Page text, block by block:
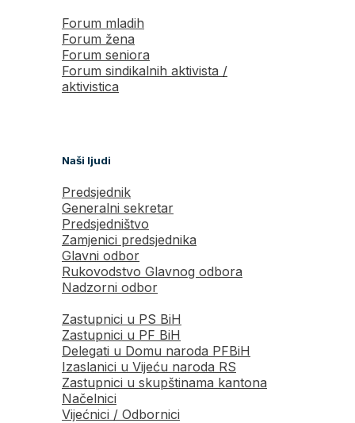
Forum mladih
Forum žena
Forum seniora
Forum sindikalnih aktivista /
aktivistica
Naši ljudi
Predsjednik
Generalni sekretar
Predsjedništvo
Zamjenici predsjednika
Glavni odbor
Rukovodstvo Glavnog odbora
Nadzorni odbor
Zastupnici u PS BiH
Zastupnici u PF BiH
Delegati u Domu naroda PFBiH
Izaslanici u Vijeću naroda RS
Zastupnici u skupštinama kantona
Načelnici
Vijećnici / Odbornici